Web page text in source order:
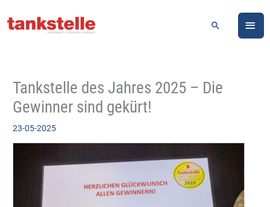
Inhalt
Suchen
Tankstelle des Jahres 2025 – Die
Gewinner sind gekürt!
23-05-2025